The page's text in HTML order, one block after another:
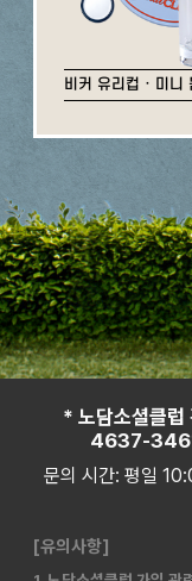
비커 유리컵 · 미니
* 노담소셜클
4637-
문의 시간: 평일
[유의사항]